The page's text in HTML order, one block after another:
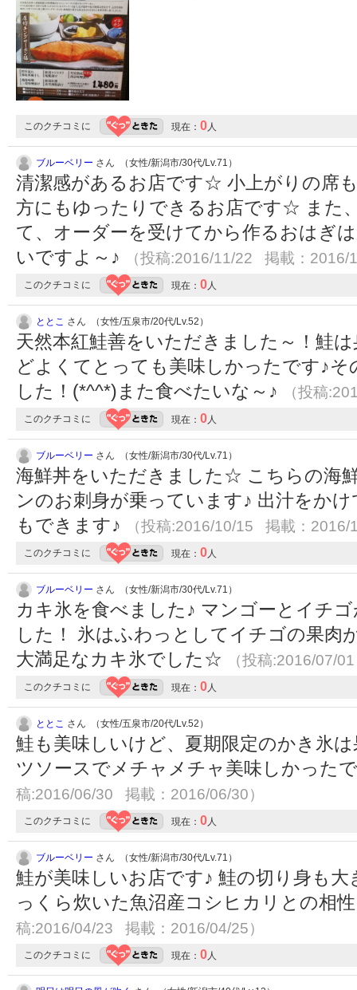
このクチコミに 現在： 0 人
ブルーベリー さん （女性/新潟市/30代/Lv.71）
清潔感があるお店です☆ 小上がりの席
方にもゆったりできるお店です☆ また
て、オーダーを受けてから作るおはぎ
いですよ～♪
（投稿:2016/11/22 掲載：2016/
このクチコミに 現在： 0 人
ととこ さん （女性/五泉市/20代/Lv.52）
天然本紅鮭善をいただきました～！鮭
どよくてとっても美味しかったです♪
した！(*^^*)また食べたいな～♪
（投稿
このクチコミに 現在： 0 人
ブルーベリー さん （女性/新潟市/30代/Lv.71）
海鮮丼をいただきました☆ こちらの海
ンのお刺身が乗っています♪ 出汁をか
もできます♪
（投稿:2016/10/15 掲載：2016/
このクチコミに 現在： 0 人
ブルーベリー さん （女性/新潟市/30代/Lv.71）
カキ氷を食べました♪ マンゴーとイチ
した！ 氷はふわっとしてイチゴの果肉
大満足なカキ氷でした☆
（投稿:2016/07/
このクチコミに 現在： 0 人
ととこ さん （女性/五泉市/20代/Lv.52）
鮭も美味しいけど、夏期限定のかき氷
ツソースでメチャメチャ美味しかった
稿:2016/06/30 掲載：2016/06/30）
このクチコミに 現在： 0 人
ブルーベリー さん （女性/新潟市/30代/Lv.71）
鮭が美味しいお店です♪ 鮭の切り身も
っくら炊いた魚沼産コシヒカリとの相
稿:2016/04/23 掲載：2016/04/25）
このクチコミに 現在： 0 人